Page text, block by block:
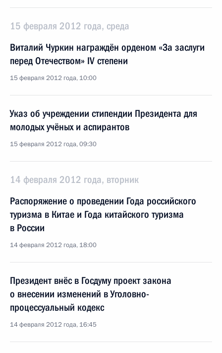
15 февраля 2012 года, среда
Виталий Чуркин награждён орденом «За заслуги
перед Отечеством» IV степени
15 февраля 2012 года, 10:00
Указ об учреждении стипендии Президента для
молодых учёных и аспирантов
15 февраля 2012 года, 09:30
14 февраля 2012 года, вторник
Распоряжение о проведении Года российского
туризма в Китае и Года китайского туризма
в России
14 февраля 2012 года, 18:00
Президент внёс в Госдуму проект закона
о внесении изменений в Уголовно-
процессуальный кодекс
14 февраля 2012 года, 16:45